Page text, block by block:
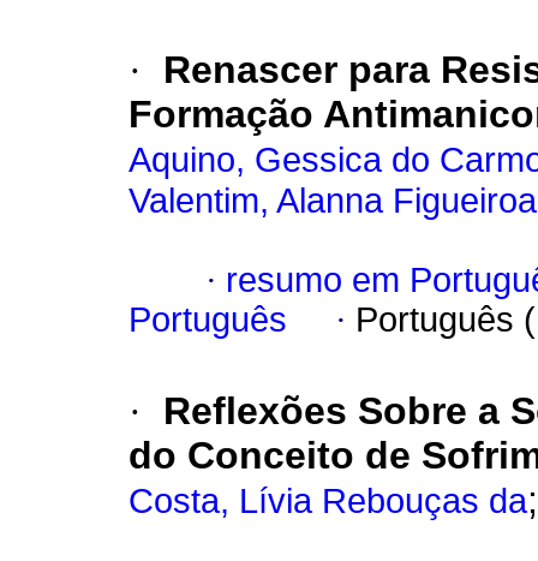
·
Renascer para
Formação
Aquino, Gessica do
Valentim, Alanna Figueiroa
· resumo em
Português
· Português
·
Reflexões Sobre a
do Conceito de
Costa, Lívia Rebouças da